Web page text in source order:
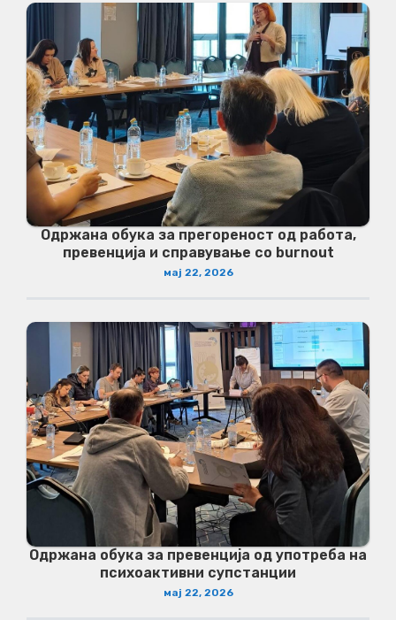
Одржана обука за прегореност од работа,
превенција и справување со burnout
мај 22, 2026
Одржана обука за превенција од употреба на
психоактивни супстанции
мај 22, 2026